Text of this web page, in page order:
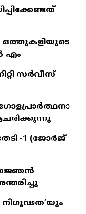
ഒത്തുകളിയുടെ
എം
സര്‍വീസ്‌
-1 (ജോര്‍ജ്‌
നിഗൂഢത’യും